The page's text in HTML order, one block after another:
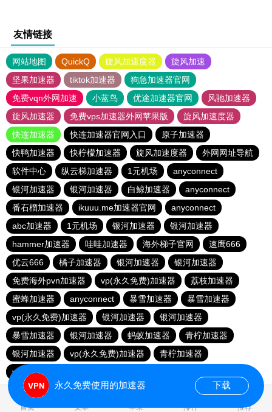
友情链接
网站地图 QuickQ 旋风加速度器
旋风加速
坚果加速器
tiktok加速器
狗急加速器官网
免费vqn外网加速
小蓝鸟 优途加速器官网
风驰加速器
旋风加速器
免费vps加速器外网苹果版
旋风加速度器
快连加速器
快连加速器官网入口
原子加速器
快鸭加速器
快柠檬加速器 旋风加速度器
外网网址导航
软件中心
纵云梯加速器 1元机场
anyconnect
银河加速器
银河加速器 白鲸加速器
anyconnect
番石榴加速器
ikuuu.me加速器官网
anyconnect
abc加速器
1元机场 银河加速器
银河加速器
hammer加速器
哇哇加速器 海外梯子官网
速鹰666
优云666
橘子加速器 银河加速器
银河加速器
免费海外pvn加速器
vp(永久免费)加速器
荔枝加速器
蜜蜂加速器
anyconnect 暴雪加速器
暴雪加速器
vp(永久免费)加速器
银河加速器
银河加速器
暴雪加速器
银河加速器 蚂蚁加速器
青柠加速器
银河加速器
vp(永久免费)加速器
青柠加速器
veee加速器
首页 安卓 苹果 排行 推荐
永久免费使用的加速器 下载
2.000174s